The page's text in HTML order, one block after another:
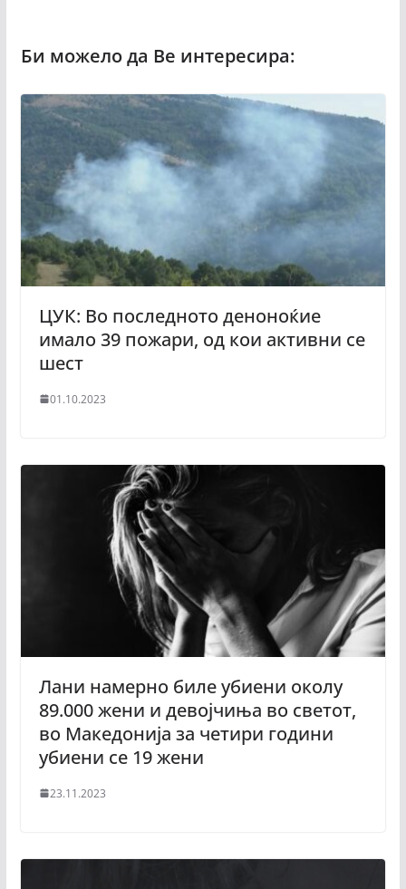
ЦУК: Во последното деноноќие
имало 39 пожари, од кои активни се
шест
01.10.2023
Лани намерно биле убиени околу
89.000 жени и девојчиња во светот,
во Македонија за четири години
убиени се 19 жени
23.11.2023